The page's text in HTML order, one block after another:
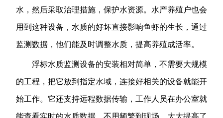
水，然后采取治理措施，保护水资源。水产养殖户也会
用到这种设备，水质的好坏直接影响鱼虾的生长，通过
监测数据，他们能及时调整水质，提高养殖成活率。
浮标水质监测设备的安装相对简单，不需要大规模
的工程，把它放到指定水域，连接好相关的设备就能开
始工作。它还支持远程数据传输，工作人员在办公室就
能查看实时的水质数据，不用频繁到现场，大大提高了